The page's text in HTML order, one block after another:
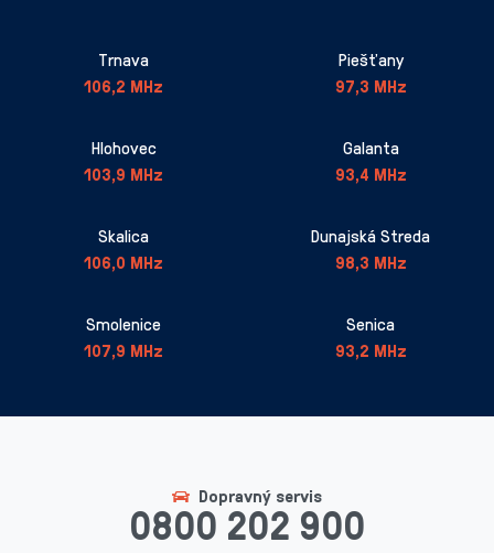
Trnava
106,2 MHz
Piešťany
97,3 MHz
Hlohovec
103,9 MHz
Galanta
93,4 MHz
Skalica
106,0 MHz
Dunajská Streda
98,3 MHz
Smolenice
107,9 MHz
Senica
93,2 MHz
Dopravný servis
0800 202 900